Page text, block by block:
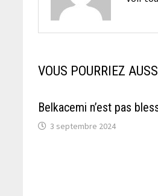
VOUS POURRIEZ
Belkacemi n’est pas
3 septembre 2024